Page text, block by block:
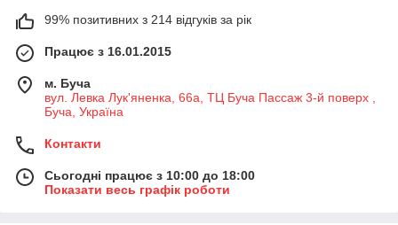
99% позитивних з 214 відгуків за рік
Працює з 16.01.2015
м. Буча
вул. Левка Лук'яненка, 66а, ТЦ Буча Пассаж 3-й поверх ,
Буча, Україна
Контакти
Сьогодні працює з 10:00 до 18:00
Показати весь графік роботи